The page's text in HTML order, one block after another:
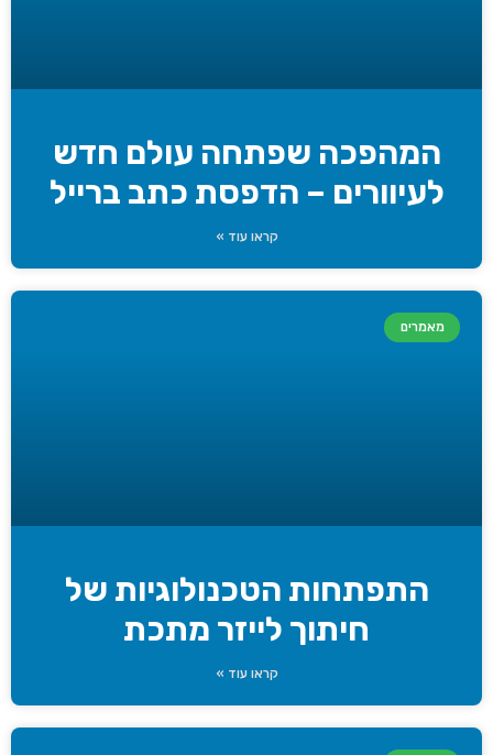
המהפכה שפתחה עולם חדש
לעיוורים – הדפסת כתב ברייל
קראו עוד »
מאמרים
התפתחות הטכנולוגיות של
חיתוך לייזר מתכת
קראו עוד »